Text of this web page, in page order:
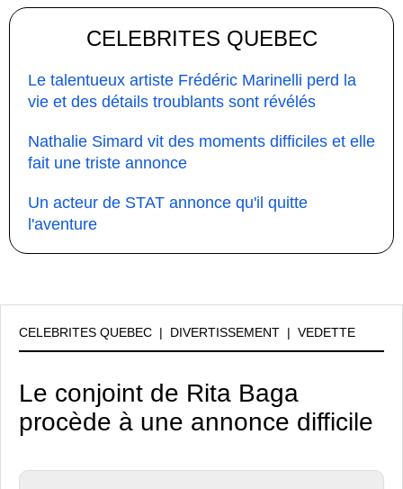
CELEBRITES QUEBEC
Le talentueux artiste Frédéric Marinelli perd la
vie et des détails troublants sont révélés
Nathalie Simard vit des moments difficiles et elle
fait une triste annonce
Un acteur de STAT annonce qu'il quitte
l'aventure
CELEBRITES QUEBEC | DIVERTISSEMENT | VEDETTE
Le conjoint de Rita Baga
procède à une annonce difficile